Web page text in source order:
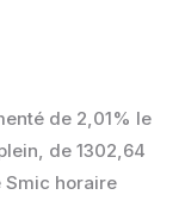
de 2,01% le
de 1302,64
Smic horaire